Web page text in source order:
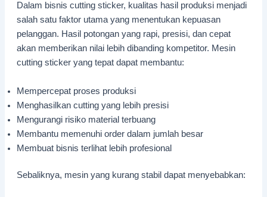
Dalam bisnis cutting sticker, kualitas hasil produksi menjadi
salah satu faktor utama yang menentukan kepuasan
pelanggan. Hasil potongan yang rapi, presisi, dan cepat
akan memberikan nilai lebih dibanding kompetitor. Mesin
cutting sticker yang tepat dapat membantu:
Mempercepat proses produksi
Menghasilkan cutting yang lebih presisi
Mengurangi risiko material terbuang
Membantu memenuhi order dalam jumlah besar
Membuat bisnis terlihat lebih profesional
Sebaliknya, mesin yang kurang stabil dapat menyebabkan: